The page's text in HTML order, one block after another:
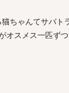
ちゃんてサバト
ス一匹ずつ